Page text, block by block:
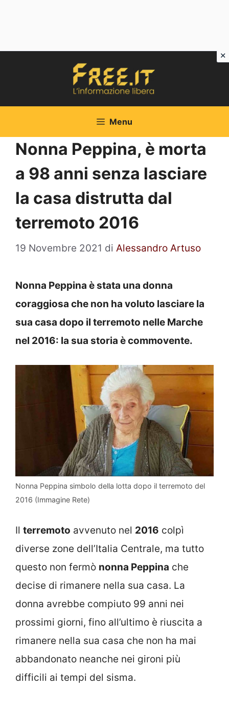
Menu
Nonna Peppina, è morta
a 98 anni senza lasciare
la casa distrutta dal
terremoto 2016
19 Novembre 2021 di Alessandro Artuso
Nonna Peppina è stata una donna
coraggiosa che non ha voluto lasciare la
sua casa dopo il terremoto nelle Marche
nel 2016: la sua storia è commovente.
Nonna Peppina simbolo della lotta dopo il terremoto del
2016 (Immagine Rete)
Il terremoto avvenuto nel 2016 colpì
diverse zone dell’Italia Centrale, ma tutto
questo non fermò nonna Peppina che
decise di rimanere nella sua casa. La
donna avrebbe compiuto 99 anni nei
prossimi giorni, fino all’ultimo è riuscita a
rimanere nella sua casa che non ha mai
abbandonato neanche nei gironi più
difficili ai tempi del sisma.